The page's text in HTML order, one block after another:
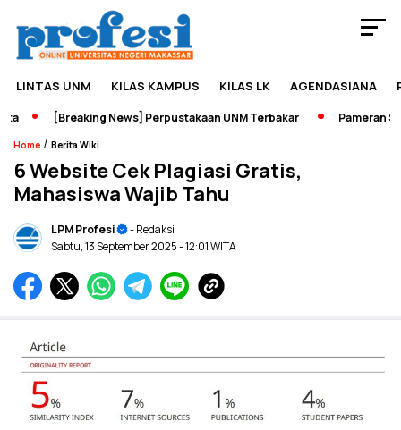
LINTAS UNM KILAS KAMPUS KILAS LK AGENDASIANA
[Breaking News] Perpustakaan UNM Terbakar Pameran
Home / Berita Wiki
6 Website Cek Plagiasi Gratis,
Mahasiswa Wajib Tahu
LPM Profesi
- Redaksi
Sabtu, 13 September 2025- 12:01 WITA